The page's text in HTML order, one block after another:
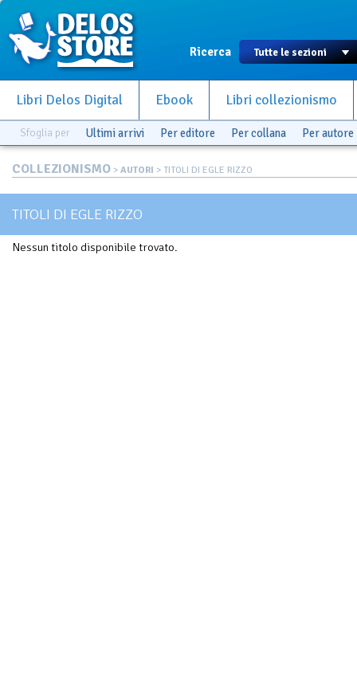
Ricerca
Libri Delos Digital Ebook Libri collezionismo
Sfoglia per Ultimi arrivi Per editore Per collana Per autore
COLLEZIONISMO > AUTORI > TITOLI DI EGLE RIZZO
TITOLI DI EGLE RIZZO
Nessun titolo disponibile trovato.